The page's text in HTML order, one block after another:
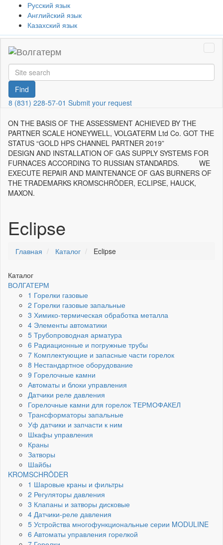
Русский язык
Английский язык
Казахский язык
Find
8 (831) 228-57-01 Submit your request
ON THE BASIS OF THE ASSESSMENT ACHIEVED BY THE
PARTNER SCALE HONEYWELL, VOLGATERM Ltd Co. GOT THE
STATUS “GOLD HPS CHANNEL PARTNER 2019”
DESIGN AND INSTALLATION OF GAS SUPPLY SYSTEMS FOR
FURNACES ACCORDING TO RUSSIAN STANDARDS. WE
EXECUTE REPAIR AND MAINTENANCE OF GAS BURNERS OF
THE TRADEMARKS KROMSCHRÖDER, ECLIPSE, HAUCK,
MAXON.
Eclipse
Главная Каталог Eclipse
Каталог
ВОЛГАТЕРМ
1 Горелки газовые
2 Горелки газовые запальные
3 Химико-термическая обработка металла
4 Элементы автоматики
5 Трубопроводная арматура
6 Радиационные и погружные трубы
7 Комплектующие и запасные части горелок
8 Нестандартное оборудование
9 Горелочные камни
Автоматы и блоки управления
Датчики реле давления
Горелочные камни для горелок ТЕРМОФАКЕЛ
Трансформаторы запальные
Уф датчики и запчасти к ним
Шкафы управления
Краны
Затворы
Шайбы
KROMSCHRÖDER
1 Шаровые краны и фильтры
2 Регуляторы давления
3 Клапаны и затворы дисковые
4 Датчики-реле давления
5 Устройства многофункциональные серии MODULINE
6 Автоматы управления горелкой